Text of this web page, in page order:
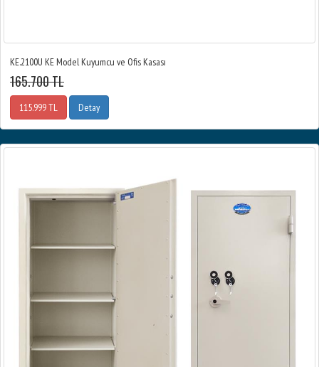
KE.2100U KE Model Kuyumcu ve Ofis Kasası
165.700 TL
115.999 TL Detay